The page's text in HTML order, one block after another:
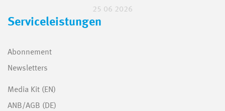
25 06 2026
Serviceleistungen
Abonnement
Newsletters
Media Kit (EN)
ANB/AGB (DE)